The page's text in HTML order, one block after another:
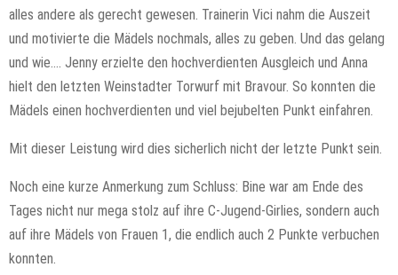
alles andere als gerecht gewesen. Trainerin Vici nahm die Auszeit
und motivierte die Mädels nochmals, alles zu geben. Und das gelang
und wie…. Jenny erzielte den hochverdienten Ausgleich und Anna
hielt den letzten Weinstadter Torwurf mit Bravour. So konnten die
Mädels einen hochverdienten und viel bejubelten Punkt einfahren.
Mit dieser Leistung wird dies sicherlich nicht der letzte Punkt sein.
Noch eine kurze Anmerkung zum Schluss: Bine war am Ende des
Tages nicht nur mega stolz auf ihre C-Jugend-Girlies, sondern auch
auf ihre Mädels von Frauen 1, die endlich auch 2 Punkte verbuchen
konnten.